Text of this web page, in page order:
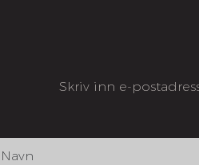
Skriv inn e-
Navn